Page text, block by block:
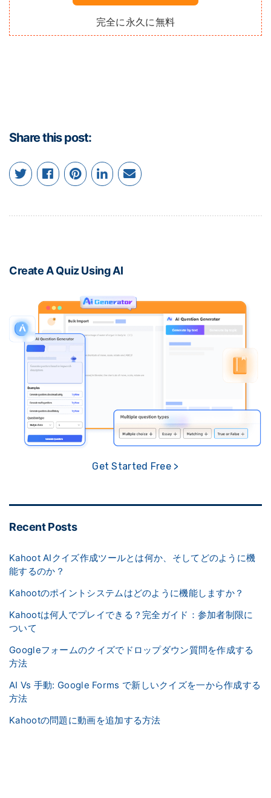
完全に永久に無料
Share this post:
Create A Quiz Using AI
Get Started Free >
Recent Posts
Kahoot AIクイズ作成ツールとは何か、そしてどのように機
能するのか？
Kahootのポイントシステムはどのように機能しますか？
Kahootは何人でプレイできる？完全ガイド：参加者制限に
ついて
Googleフォームのクイズでドロップダウン質問を作成する
方法
AI Vs 手動: Google Forms で新しいクイズを一から作成する
方法
Kahootの問題に動画を追加する方法